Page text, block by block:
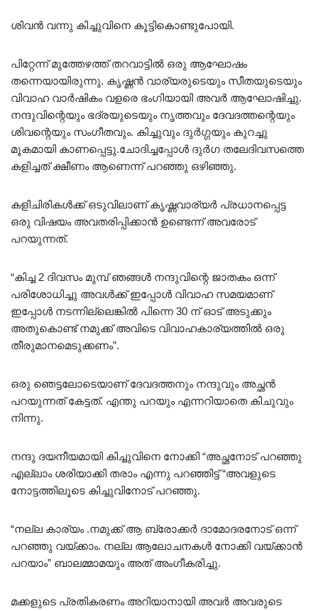
ശിവൻ വന്നു കിച്ചുവിനെ കൂട്ടികൊണ്ടുപോയി.
പിറ്റേന്ന് മുത്തേഴത്ത് തറവാട്ടിൽ ഒരു ആഘോഷം
തന്നെയായിരുന്നു. കൃഷ്ണൻ വാര്യരുടെയും സീതയുടെയും
വിവാഹ വാർഷികം വളരെ ഭംഗിയായി അവർ ആഘോഷിച്ചു.
നന്ദുവിന്റെയും ഭദ്രയുടെയും നൃത്തവും ദേവദത്തന്റെയും
ശിവന്റെയും സംഗീതവും. കിച്ചുവും ദുർഗ്ഗയും കുറച്ചു
മൂകമായി കാണപ്പെട്ടു.ചോദിച്ചപ്പോൾ ദുർഗ തലേദിവസത്തെ
കളിച്ചത് ക്ഷീണം ആണെന്ന് പറഞ്ഞു ഒഴിഞ്ഞു.
കളിചിരികൾക്ക് ഒടുവിലാണ് കൃഷ്ണവാര്യർ പ്രധാനപ്പെട്ട
ഒരു വിഷയം അവതരിപ്പിക്കാൻ ഉണ്ടെന്ന് അവരോട്
പറയുന്നത്.
“കിച്ച 2 ദിവസം മുമ്പ് ഞങ്ങൾ നന്ദുവിന്റെ ജാതകം ഒന്ന്
പരിശോധിച്ചു അവൾക്ക് ഇപ്പോൾ വിവാഹ സമയമാണ്
ഇപ്പോൾ നടന്നില്ലെങ്കിൽ പിന്നെ 30 ന് ഓട് അടുക്കും
അതുകൊണ്ട് നമുക്ക് അവിടെ വിവാഹകാര്യത്തിൽ ഒരു
തീരുമാനമെടുക്കണം”.
ഒരു ഞെട്ടലോടെയാണ് ദേവദത്തനും നന്ദുവും അച്ഛൻ
പറയുന്നത് കേട്ടത്. എന്തു പറയും എന്നറിയാതെ കിചുവും
നിന്നു.
നന്ദു ദയനീയമായി കിച്ചുവിനെ നോക്കി “അച്ഛനോട് പറഞ്ഞു
എല്ലാം ശരിയാക്കി തരാം എന്നു പറഞ്ഞിട്ട് “അവളുടെ
നോട്ടത്തിലൂടെ കിച്ചുവിനോട് പറഞ്ഞു.
“നല്ല കാര്യം .നമുക്ക് ആ ബ്രോക്കർ ദാമോദരനോട് ഒന്ന്
പറഞ്ഞു വയ്ക്കാം. നല്ല ആലോചനകൾ നോക്കി വയ്ക്കാൻ
പറയാം” ബാലമ്മാമയും അത് അംഗീകരിച്ചു.
മക്കളുടെ പ്രതികരണം അറിയാനായി അവർ അവരുടെ